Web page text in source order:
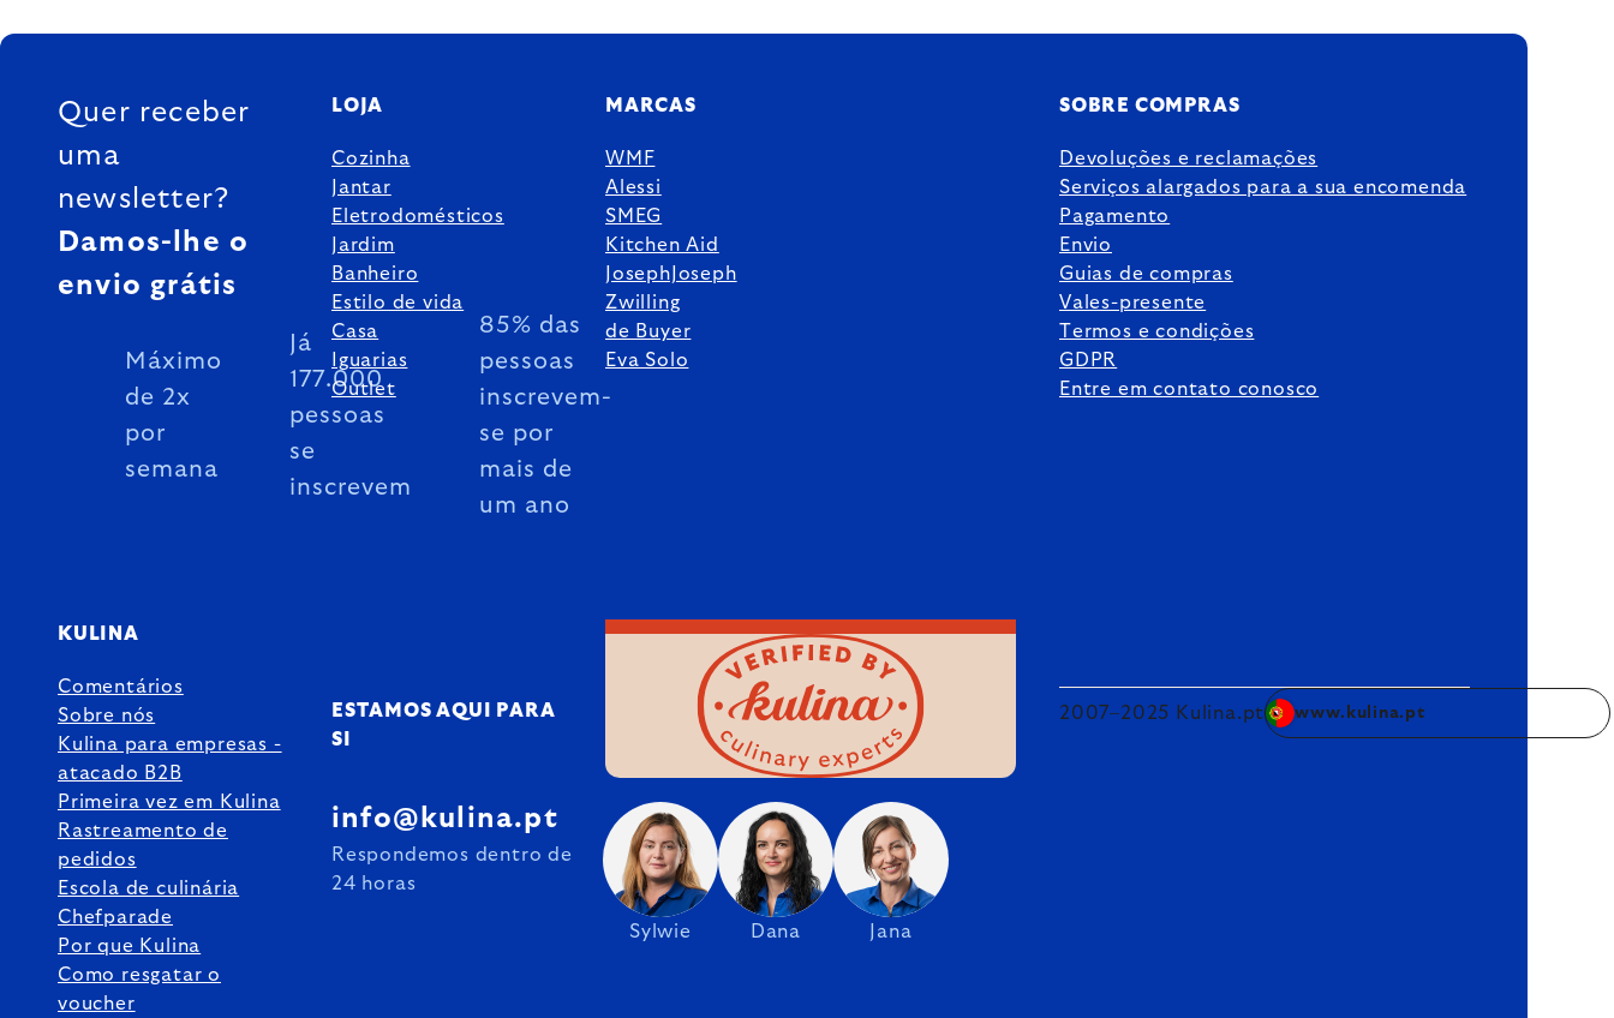
FOOTER
Quer receber
uma
newsletter?
Damos-lhe o
envio grátis
Máximo
de 2x
por
semana
Já
177.000
pessoas
se
inscrevem
85% das
pessoas
inscrevem-
se por
mais de
um ano
LOJA
Cozinha
Jantar
Eletrodomésticos
Jardim
Banheiro
Estilo de vida
Casa
Iguarias
Outlet
MARCAS
WMF
Alessi
SMEG
Kitchen Aid
JosephJoseph
Zwilling
de Buyer
Eva Solo
SOBRE COMPRAS
Devoluções e reclamações
Serviços alargados para a sua encomenda
Pagamento
Envio
Guias de compras
Vales-presente
Termos e condições
GDPR
Entre em contato conosco
KULINA
Comentários
Sobre nós
Kulina para empresas -
atacado B2B
Primeira vez em Kulina
Rastreamento de
pedidos
Escola de culinária
Chefparade
Por que Kulina
Como resgatar o
voucher
ESTAMOS AQUI PARA
SI
Sylwie Dana Jana
info@kulina.pt
Respondemos dentro de
24 horas
2007–2025 Kulina.pt www.kulina.pt